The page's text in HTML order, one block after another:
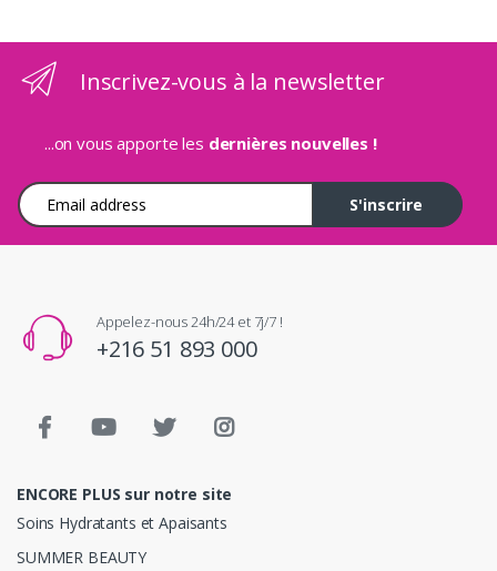
Inscrivez-vous à la newsletter
...on vous apporte les dernières nouvelles !
Adresse e-mail
S'inscrire
Appelez-nous 24h/24 et 7j/7 !
+216 51 893 000
ENCORE PLUS sur notre site
Soins Hydratants et Apaisants
SUMMER BEAUTY